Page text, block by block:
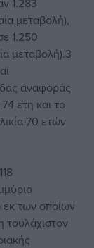
μεταβολή),
1.250
μεταβολή).3
αναφοράς
έτη και το
70 ετών
των οποίων
τουλάχιστον